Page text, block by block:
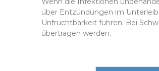
über Entzündungen im
Unfruchtbarkeit führen. Bei
übertragen werden.